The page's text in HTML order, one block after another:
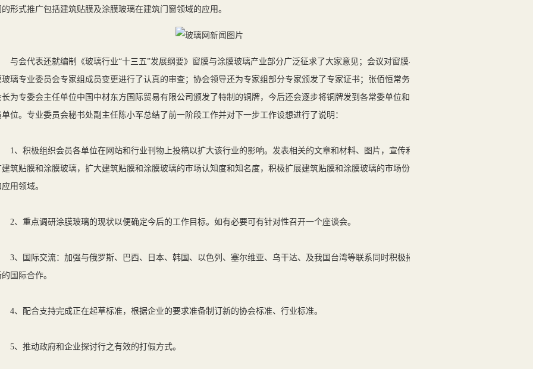
的形式推广包括建筑贴膜及涂膜玻璃在建筑门窗领域的应用。
会代表还就编制《玻璃行业“十三五”发展纲要》窗膜与涂膜玻璃产业部分广泛征求了大家意见；会议对窗膜与涂
玻璃专业委员会专家组成员变更进行了认真的审查；协会领导还为专家组部分专家颁发了专家证书；张佰恒常务副
长为专委会主任单位中国中材东方国际贸易有限公司颁发了特制的铜牌，今后还会逐步将铜牌发到各常委单位和会
单位。专业委员会秘书处副主任陈小军总结了前一阶段工作并对下一步工作设想进行了说明：
、积极组织会员各单位在网站和行业刊物上投稿以扩大该行业的影响。发表相关的文章和材料、图片，宣传和推
建筑贴膜和涂膜玻璃，扩大建筑贴膜和涂膜玻璃的市场认知度和知名度，积极扩展建筑贴膜和涂膜玻璃的市场份额
用领域。
、重点调研涂膜玻璃的现状以便确定今后的工作目标。如有必要可有针对性召开一个座谈会。
、国际交流：加强与俄罗斯、巴西、日本、韩国、以色列、塞尔维亚、乌干达、及我国台湾等联系同时积极拓展
国际合作。
、配合支持完成正在起草标准，根据企业的要求准备制订新的协会标准、行业标准。
、推动政府和企业探讨行之有效的打假方式。